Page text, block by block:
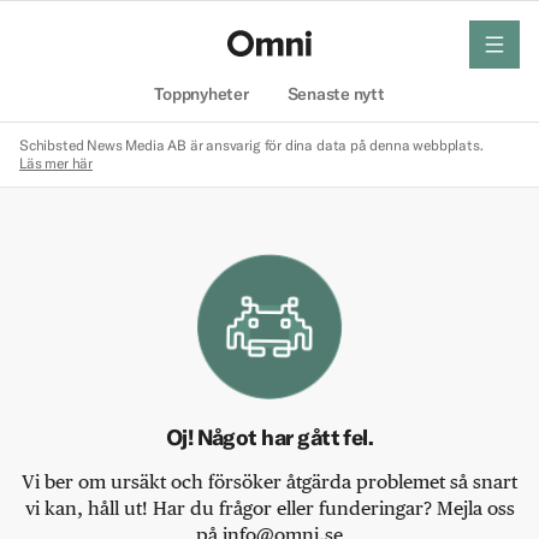
Toppnyheter Senaste nytt
meny
Schibsted News Media AB är ansvarig för dina data på denna webbplats.
Läs mer här
Oj! Något har gått fel.
Vi ber om ursäkt och försöker åtgärda problemet så snart
vi kan, håll ut! Har du frågor eller funderingar? Mejla oss